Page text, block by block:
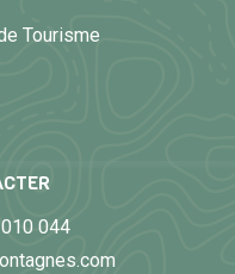
Tourisme
044